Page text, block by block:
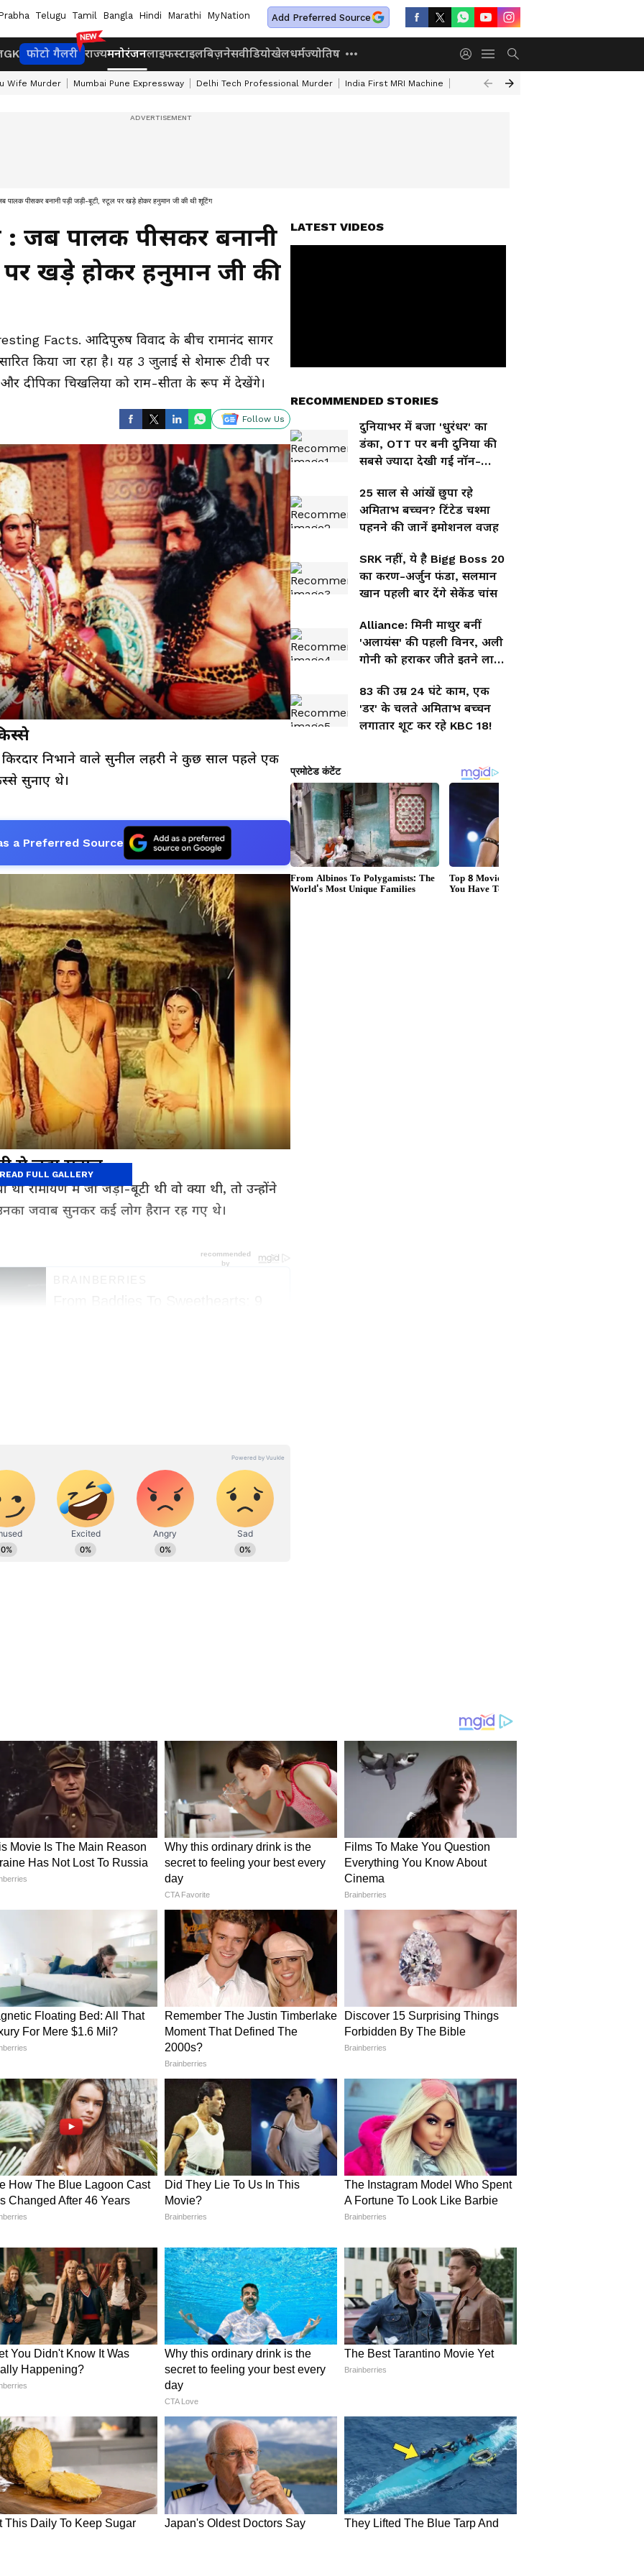
Telugu Tamil Bangla Hindi Marathi MyNation Add Preferred Source
GK फोटो गैलरी राज्यमनोरंजनलाइफस्टाइलबिज़नेसवीडियोखेलधर्मज्योतिष
Wife Murder Mumbai Pune Expressway Delhi Tech Professional Murder India First MRI Machine Independence Day Speech In Hindi
पीसकर बनानी पड़ी जड़ी-बूटी, स्टूल पर खड़े होकर हनुमान जी की थी शूटिंग
जब पालक पीसकर बनानी
खड़े होकर हनुमान जी की
Facts. आदिपुरुष विवाद के बीच रामानंद सागर
किया जा रहा है। यह 3 जुलाई से शेमारू टीवी पर
और दीपिका चिखलिया को राम-सीता के रूप में देखेंगे।
Follow Us
किरदार निभाने वाले सुनील लहरी ने कुछ साल पहले एक
सुनाए थे।
a Preferred Source
से जुड़ा सवाल
था रामायण में जो जड़ी-बूटी थी वो क्या थी, तो उन्होंने
जवाब सुनकर कई लोग हैरान रह गए थे।
कई एक्सपेरिमेंट किए जाते, जिनके बारे में आज लोग
का मजेदार किस्सा
हुए फाइट सीन को लेकर भी एक मजेदार किस्सा
शूट करने दौरान हनुमान जी बने दारा सिंह, रावण बने
है और रथ टेढ़ा हो जाता है।
जी का सीन
जी बने एक्टर दारा सिंह रियल लाइफ में पहलनाव
FULL GALLERY
LATEST VIDEOS
RECOMMENDED STORIES
दुनियाभर में बजा 'धुरंधर' का
डंका, OTT पर बनी दुनिया की
सबसे ज्यादा देखी गई नॉन-
25 साल से आंखें छुपा रहे
अमिताभ बच्चन? टिंटेड चश्मा
पहनने की जानें इमोशनल वजह
SRK नहीं, ये है Bigg Boss 20
का करण-अर्जुन फंडा, सलमान
खान पहली बार देंगे सेकेंड चांस
Alliance: मिनी माथुर बनीं
'अलायंस' की पहली विनर, अली
गोनी को हराकर जीते इतने लाख
83 की उम्र 24 घंटे काम, एक
'डर' के चलते अमिताभ बच्चन
लगातार शूट कर रहे KBC 18!